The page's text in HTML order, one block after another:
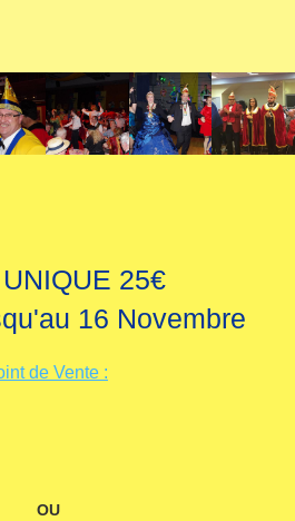
25€
16 Novembre
de Vente :
OU